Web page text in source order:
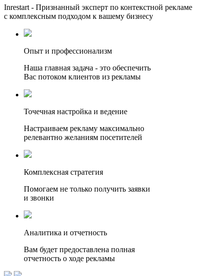
Inrestart - Признанный эксперт по контекстной рекламе
с комплексным подходом к вашему бизнесу
Опыт и профессионализм
Наша главная задача - это обеспечить
Вас потоком клиентов из рекламы
Точечная настройка и ведение
Настраиваем рекламу максимально
релевантно желаниям посетителей
Комплексная стратегия
Помогаем не только получить заявки
и звонки
Аналитика и отчетность
Вам будет предоставлена полная
отчетность о ходе рекламы